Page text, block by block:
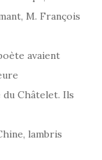
M. François
avaient
du Châtelet. Ils
lambris